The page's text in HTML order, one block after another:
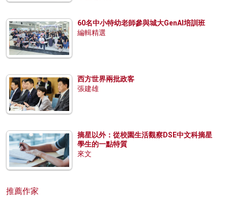
60名中小特幼老師參與城大GenAI培訓班
編輯精選
西方世界兩批政客
張建雄
摘星以外：從校園生活觀察DSE中文科摘星
學生的一點特質
來文
推薦作家